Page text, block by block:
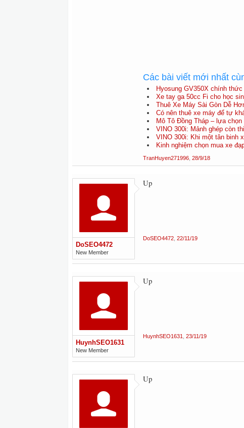
Các bài viết mới nhất
Hyosung GV350X chính
Xe tay ga 50cc Fi cho học
Thuê Xe Máy Sài Gòn Dễ
Có nên thuê xe máy để tự
Mô Tô Đồng Tháp – lựa
VINO 300i: Mảnh ghép còn
VINO 300i: Khi một tân binh
Kinh nghiệm chọn mua xe
TranHuyen271996 28/9/18
DoSEO4472
New Member
Up
DoSEO4472 22/11/19
HuynhSEO1631
New Member
Up
HuynhSEO1631 23/11/19
Up